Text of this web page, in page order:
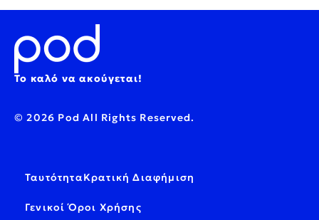
Το καλό να ακούγεται!
© 2026 Pod All Rights Reserved.
ΤαυτότηταΚρατική Διαφήμιση
Γενικοί Όροι Χρήσης